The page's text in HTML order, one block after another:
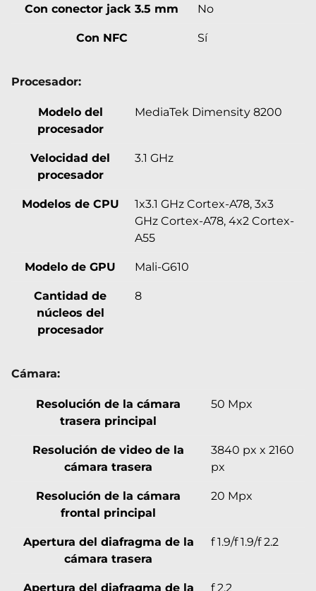
Con conector jack 3.5 mm No
Con NFC Sí
Procesador:
Modelo del
procesador
MediaTek Dimensity 8200
Velocidad del
procesador
3.1 GHz
Modelos de CPU
1x3.1 GHz Cortex-A78, 3x3
GHz Cortex-A78, 4x2 Cortex-
A55
Modelo de GPU Mali-G610
Cantidad de
núcleos del
procesador
8
Cámara:
Resolución de la cámara
trasera principal
50 Mpx
Resolución de video de la
cámara trasera
3840 px x 2160
px
Resolución de la cámara
frontal principal
20 Mpx
Apertura del diafragma de la
cámara trasera
f 1.9/f 1.9/f 2.2
Apertura del diafragma de la f 2.2